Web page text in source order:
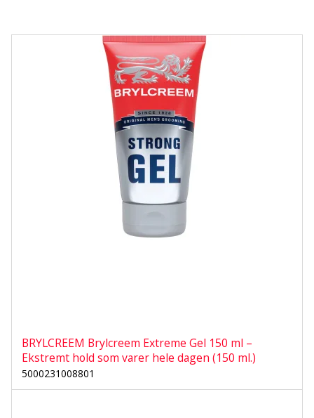
BRYLCREEM Brylcreem Extreme Gel 150 ml –
Ekstremt hold som varer hele dagen (150 ml.)
5000231008801